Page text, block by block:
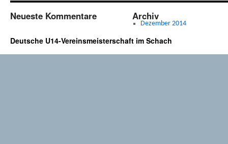
Neueste Kommentare Archiv
Dezember 2014
Deutsche U14-Vereinsmeisterschaft im Schach